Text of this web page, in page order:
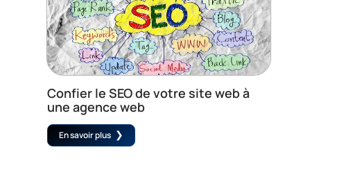
Confier le SEO de votre site web à
une agence web
En savoir plus